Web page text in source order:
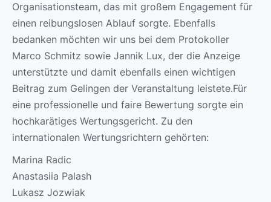
Organisationsteam, das mit großem Engagement für
einen reibungslosen Ablauf sorgte. Ebenfalls
bedanken möchten wir uns bei dem Protokoller
Marco Schmitz sowie Jannik Lux, der die Anzeige
unterstützte und damit ebenfalls einen wichtigen
Beitrag zum Gelingen der Veranstaltung leistete.Für
eine professionelle und faire Bewertung sorgte ein
hochkarätiges Wertungsgericht. Zu den
internationalen Wertungsrichtern gehörten:
Marina Radic
Anastasiia Palash
Lukasz Jozwiak